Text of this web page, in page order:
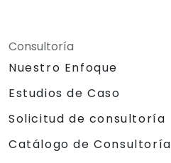
Consultoría
Nuestro Enfoque
Estudios de Caso
Solicitud de consultoría
Catálogo de Consultoría